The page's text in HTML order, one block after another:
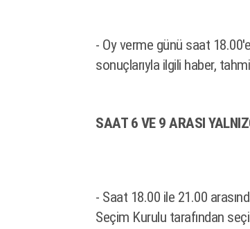
- Oy verme günü saat
sonuçlarıyla ilgili haber,
SAAT 6 VE 9 ARASI
- Saat 18.00 ile 21.00
Seçim Kurulu tarafından